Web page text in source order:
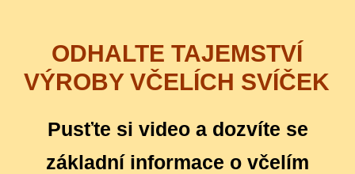
ODHALTE TAJEMSTVÍ
VÝROBY VČELÍCH SVÍČEK
Pusťte si video a dozvíte se
základní informace o včelím